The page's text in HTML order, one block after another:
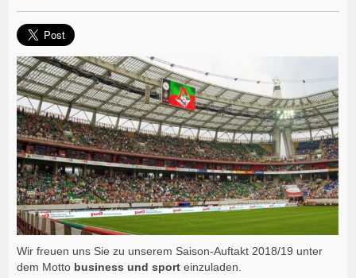
Wir freuen uns Sie zu unserem Saison-Auftakt 2018/19 unter
dem Motto business und sport einzuladen.